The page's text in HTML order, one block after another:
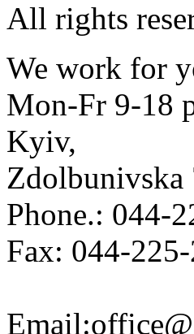
All rights
We work for
Mon-Fr 9-18
Kyiv,
Zdolbunivska
Phone.: 044-
Fax: 044-